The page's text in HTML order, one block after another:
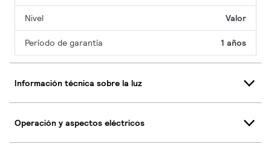
Nivel Valor
Período de garantía 1 años
Información técnica sobre la luz
Operación y aspectos eléctricos